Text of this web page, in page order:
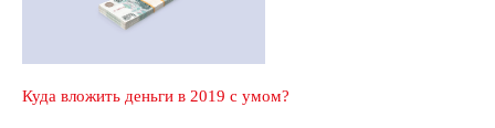
Куда вложить деньги в 2019 с умом?